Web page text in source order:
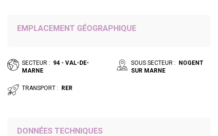
EMPLACEMENT GÉOGRAPHIQUE
SECTEUR : 94 - VAL-DE-
MARNE
SOUS SECTEUR : NOGENT
SUR MARNE
TRANSPORT : RER
DONNÉES TECHNIQUES